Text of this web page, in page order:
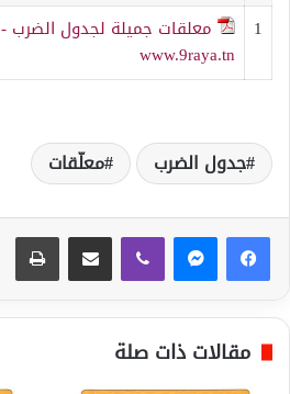
1
معلقات جميلة لجدول الضرب -
www.9raya.tn
جدول الضرب معلّقات
مقالات ذات صلة